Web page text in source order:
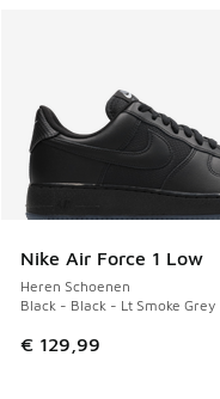
Nike Air Force 1 Low
Heren Schoenen
Black - Black - Lt Smoke Grey
€ 129,99